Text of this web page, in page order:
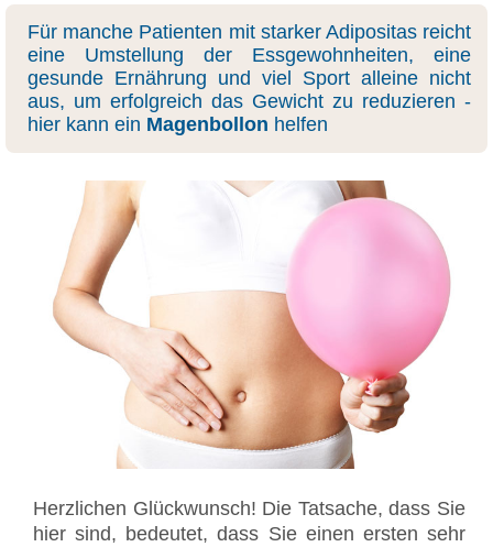
Für manche Patienten mit starker Adipositas reicht
eine Umstellung der Essgewohnheiten, eine
gesunde Ernährung und viel Sport alleine nicht
aus, um erfolgreich das Gewicht zu reduzieren -
hier kann ein Magenbollon helfen
Herzlichen Glückwunsch! Die Tatsache, dass Sie
hier sind, bedeutet, dass Sie einen ersten sehr